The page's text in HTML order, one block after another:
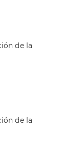
de la
de la